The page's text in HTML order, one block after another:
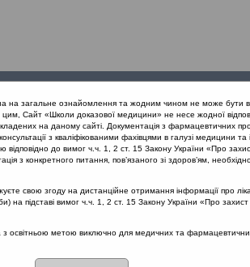
проекту
Лектор: Кушніренко Стелла Вікторівна
на загальне ознайомлення та жодним чином не може бути
Сайт «Школи доказової медицини» не несе жодної
на даному сайті. Документація з фармацевтичних
з кваліфікованими фахівцями в галузі медицини
до вимог ч.ч. 1, 2 ст. 15 Закону України «Про
з конкретного питання, пов’язаного зі здоров’ям,
свою згоду на дистанційне отримання інформації про
на підставі вимог ч.ч. 1, 2 ст. 15 Закону України «Про захист
з освітньою метою виключно для медичних та